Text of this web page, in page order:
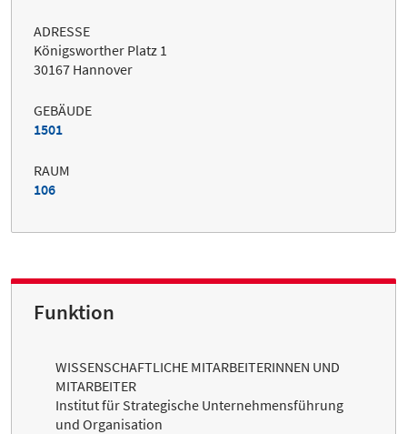
ADRESSE
Königsworther Platz 1
30167 Hannover
GEBÄUDE
1501
RAUM
106
Funktion
WISSENSCHAFTLICHE MITARBEITERINNEN UND
MITARBEITER
Institut für Strategische Unternehmensführung
und Organisation